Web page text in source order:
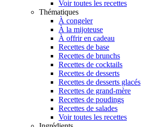
Voir toutes les recettes
Thématiques
À congeler
À la mijoteuse
À offrir en cadeau
Recettes de base
Recettes de brunchs
Recettes de cocktails
Recettes de desserts
Recettes de desserts glacés
Recettes de grand-mère
Recettes de poudings
Recettes de salades
Voir toutes les recettes